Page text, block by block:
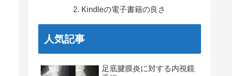
Kindleの電子書籍の良さ
人気記事
足底腱膜炎に対する内視鏡